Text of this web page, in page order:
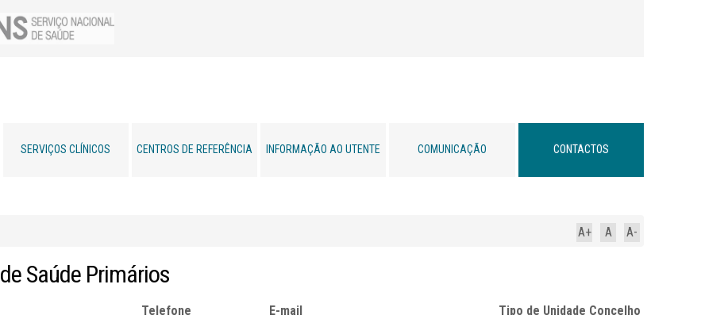
SERVIÇOS CLÍNICOS CENTROS DE REFERÊNCIA INFORMAÇÃO AO UTENTE COMUNICAÇÃO CONTACTOS
A-
A
A+
de Saúde Primários
Telefone E-mail Tipo de Unidade Concelho